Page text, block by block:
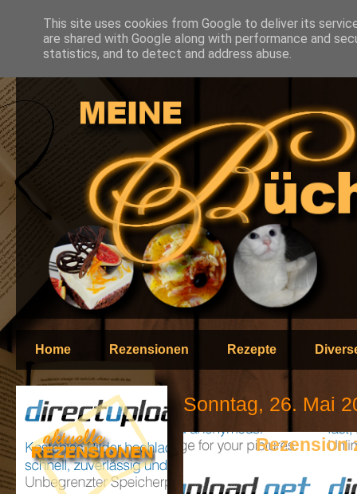
Home Rezensionen Rezepte
Sonntag, 26. Mai
Rezension
This site uses cookies from Google to deliver its
are shared with Google along with performance and
statistics, and to detect and address abuse.